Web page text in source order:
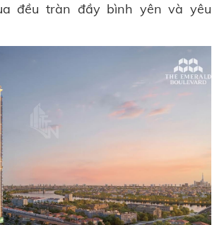
đều tràn đầy bình yên và yêu